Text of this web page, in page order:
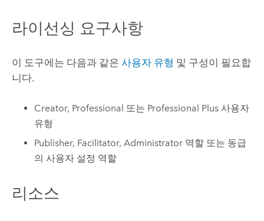
라이선싱 요구사항
이 도구에는 다음과 같은 사용자 유형 및 구성이 필요합
니다.
Creator, Professional 또는 Professional Plus 사용자
유형
Publisher, Facilitator, Administrator 역할 또는 동급
의 사용자 설정 역할
리소스